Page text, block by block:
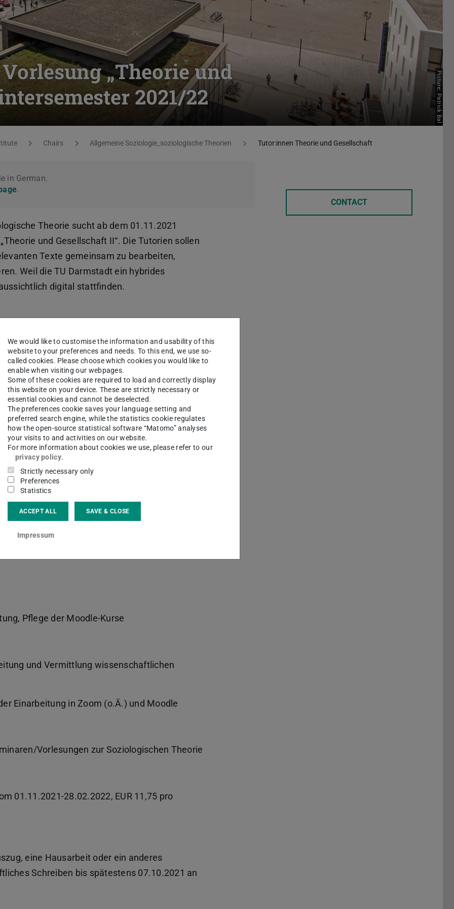
„Theorie und
2021/22
Picture: Patrick Bal
Chairs Allgemeine Soziologie_soziologische Theorien Tutor:innen Theorie und Gesellschaft
in German.
.
Theorie sucht ab dem 01.11.2021
und Gesellschaft II“. Die Tutorien sollen
Texte gemeinsam zu bearbeiten,
Weil die TU Darmstadt ein hybrides
digital stattfinden.
mit anderen zu
Informationen gut
Sie anderen
zu verstehen? Haben
zu arbeiten? Lieben Sie
Fragen bejahen
auf Ihre Bewerbung. (Ute
der Gestaltung von Lektürefragen
einmal pro Woche
und Studierenden
Pflege der Moodle-Kurse
und Vermittlung wissenschaftlichen
Einarbeitung in Zoom (o.Ä.) und Moodle
Vorlesungen zur Soziologischen Theorie
01.11.2021-28.02.2022, EUR 11,75 pro
eine Hausarbeit oder ein anderes
Schreiben bis spätestens 07.10.2021 an
CONTACT
We would like to customise the information and usability of this
website to your preferences and needs. To this end, we use so-
called cookies. Please choose which cookies you would like to
enable when visiting our webpages.
Some of these cookies are required to load and correctly display
this website on your device. These are strictly necessary or
essential cookies and cannot be deselected.
The preferences cookie saves your language setting and
preferred search engine, while the statistics cookie regulates
how the open-source statistical software “Matomo” analyses
your visits to and activities on our website.
For more information about cookies we use, please refer to our
privacy policy.
Strictly necessary only
Preferences
Statistics
ACCEPT ALL SAVE & CLOSE
Impressum